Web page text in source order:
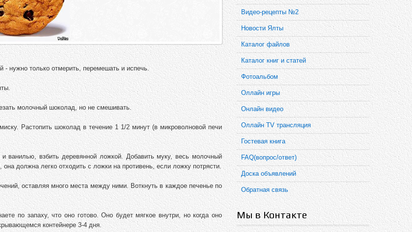
- нужно только отмерить, перемешать и испечь.
молочный шоколад, но не смешивать.
Растопить шоколад в течение 1 1/2 минут (в микроволновой печи
взбить деревянной ложкой. Добавить муку, весь молочный
должна легко отходить с ложки на противень, если ложку потрясти.
оставляя много места между ними. Воткнуть в каждое печенье по
по запаху, что оно готово. Оно будет мягкое внутри, но когда оно
контейнере 3-4 дня.
Видео-рецепты №2
Новости Ялты
Каталог файлов
Каталог книг и статей
Фотоальбом
Оллайн игры
Онлайн видео
Оллайн TV трансляция
Гостевая книга
FAQ(вопрос/ответ)
Доска объявлений
Обратная связь
Мы в Контакте